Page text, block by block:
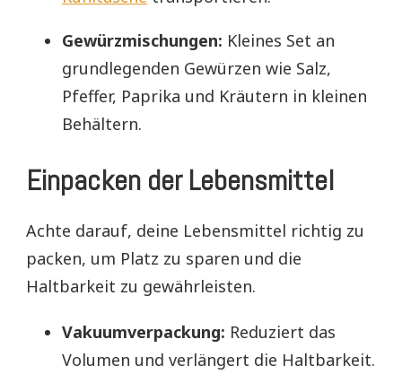
Gewürzmischungen: Kleines Set an
grundlegenden Gewürzen wie Salz,
Pfeffer, Paprika und Kräutern in kleinen
Behältern.
Einpacken der Lebensmittel
Achte darauf, deine Lebensmittel richtig zu
packen, um Platz zu sparen und die
Haltbarkeit zu gewährleisten.
Vakuumverpackung: Reduziert das
Volumen und verlängert die Haltbarkeit.